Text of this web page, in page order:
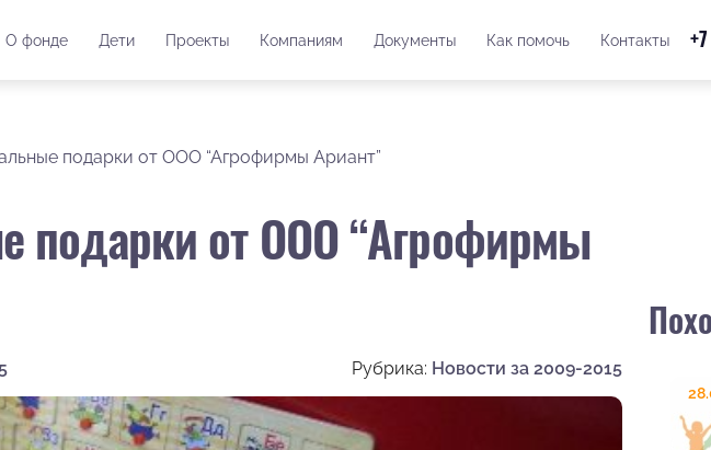
О фонде Дети Проекты Компаниям Документы Как помочь Контакты
подарки от ООО “Агрофирмы Ариант”
подарки от ООО “Агрофирмы
Рубрика: Новости за 2009-2015